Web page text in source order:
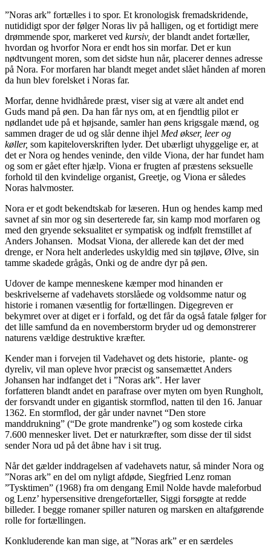
”Noras ark” fortælles i to spor. Et kronologisk fremadskridende,
nutididigt spor der følger Noras liv på halligen, og et fortidigt mere
drømmende spor, markeret ved kursiv, der blandt andet fortæller,
hvordan og hvorfor Nora er endt hos sin morfar. Det er kun
nødtvungent moren, som det sidste hun når, placerer dennes adresse
på Nora. For morfaren har blandt meget andet slået hånden af moren
da hun blev forelsket i Noras far.
Morfar, denne hvidhårede præst, viser sig at være alt andet end
Guds mand på øen. Da han får nys om, at en fjendtlig pilot er
nødlandet ude på et højsande, samler han øens krigsgale mænd, og
sammen drager de ud og slår denne ihjel Med økser, leer og
køller, som kapiteloverskriften lyder. Det ubærligt uhyggelige er, at
det er Nora og hendes veninde, den vilde Viona, der har fundet ham
og som er gået efter hjælp. Viona er frugten af præstens seksuelle
forhold til den kvindelige organist, Greetje, og Viona er således
Noras halvmoster.
Nora er et godt bekendtskab for læseren. Hun og hendes kamp med
savnet af sin mor og sin deserterede far, sin kamp mod morfaren og
med den gryende seksualitet er sympatisk og indfølt fremstillet af
Anders Johansen. Modsat Viona, der allerede kan det der med
drenge, er Nora helt anderledes uskyldig med sin tøjløve, Ølve, sin
tamme skadede grågås, Onki og de andre dyr på øen.
Udover de kampe menneskene kæmper mod hinanden er
beskrivelserne af vadehavets storslåede og voldsomme natur og
historie i romanen væsentlig for fortællingen. Digegreven er
bekymret over at diget er i forfald, og det får da også fatale følger for
det lille samfund da en novemberstorm bryder ud og demonstrerer
naturens vældige destruktive kræfter.
Kender man i forvejen til Vadehavet og dets historie, plante- og
dyreliv, vil man opleve hvor præcist og sansemættet Anders
Johansen har indfanget det i ”Noras ark”. Her laver
forfatteren blandt andet en parafrase over myten om byen Rungholt,
der forsvandt under en gigantisk stormflod, natten til den 16. Januar
1362. En stormflod, der går under navnet “Den store
manddrukning” (“De grote mandrenke”) og som kostede cirka
7.600 mennesker livet. Det er naturkræfter, som disse der til sidst
sender Nora ud på det åbne hav i sit trug.
Når det gælder inddragelsen af vadehavets natur, så minder Nora og
”Noras ark” en del om nyligt afdøde, Siegfried Lenz roman
”Tysktimen” (1968) fra om dengang Emil Nolde havde maleforbud
og Lenz’ hypersensitive drengefortæller, Siggi forsøgte at redde
billeder. I begge romaner spiller naturen og marsken en altafgørende
rolle for fortællingen.
Konkluderende kan man sige, at ”Noras ark” er en særdeles